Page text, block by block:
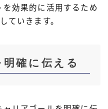
効果的に活用するため
ていきます。
確に伝える